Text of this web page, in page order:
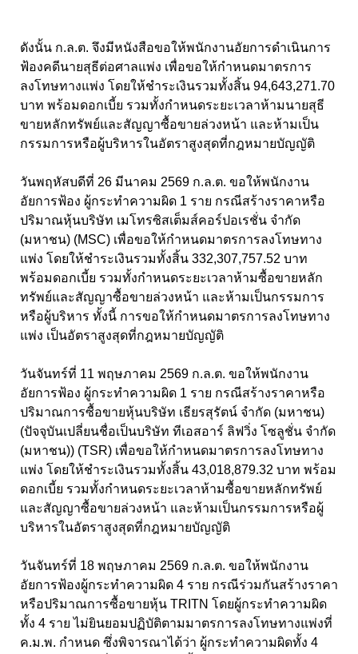
ดังนั้น ก.ล.ต. จึงมีหนังสือขอให้พนักงานอัยการดำเนินการ
ฟ้องคดีนายสุธีต่อศาลแพ่ง เพื่อขอให้กำหนดมาตรการ
ลงโทษทางแพ่ง โดยให้ชำระเงินรวมทั้งสิ้น 94,643,271.70
บาท พร้อมดอกเบี้ย รวมทั้งกำหนดระยะเวลาห้ามนายสุธี
ขายหลักทรัพย์และสัญญาซื้อขายล่วงหน้า และห้ามเป็น
กรรมการหรือผู้บริหารในอัตราสูงสุดที่กฎหมายบัญญัติ
วันพฤหัสบดีที่ 26 มีนาคม 2569 ก.ล.ต. ขอให้พนักงาน
อัยการฟ้อง ผู้กระทำความผิด 1 ราย กรณีสร้างราคาหรือ
ปริมาณหุ้นบริษัท เมโทรซิสเต็มส์คอร์ปอเรชั่น จำกัด
(มหาชน) (MSC) เพื่อขอให้กำหนดมาตรการลงโทษทาง
แพ่ง โดยให้ชำระเงินรวมทั้งสิ้น 332,307,757.52 บาท
พร้อมดอกเบี้ย รวมทั้งกำหนดระยะเวลาห้ามซื้อขายหลัก
ทรัพย์และสัญญาซื้อขายล่วงหน้า และห้ามเป็นกรรมการ
หรือผู้บริหาร ทั้งนี้ การขอให้กำหนดมาตรการลงโทษทาง
แพ่ง เป็นอัตราสูงสุดที่กฎหมายบัญญัติ
วันจันทร์ที่ 11 พฤษภาคม 2569 ก.ล.ต. ขอให้พนักงาน
อัยการฟ้อง ผู้กระทำความผิด 1 ราย กรณีสร้างราคาหรือ
ปริมาณการซื้อขายหุ้นบริษัท เธียรสุรัตน์ จำกัด (มหาชน)
(ปัจจุบันเปลี่ยนชื่อเป็นบริษัท ทีเอสอาร์ ลิฟวิ่ง โซลูชั่น จำกัด
(มหาชน)) (TSR) เพื่อขอให้กำหนดมาตรการลงโทษทาง
แพ่ง โดยให้ชำระเงินรวมทั้งสิ้น 43,018,879.32 บาท พร้อม
ดอกเบี้ย รวมทั้งกำหนดระยะเวลาห้ามซื้อขายหลักทรัพย์
และสัญญาซื้อขายล่วงหน้า และห้ามเป็นกรรมการหรือผู้
บริหารในอัตราสูงสุดที่กฎหมายบัญญัติ
วันจันทร์ที่ 18 พฤษภาคม 2569 ก.ล.ต. ขอให้พนักงาน
อัยการฟ้องผู้กระทำความผิด 4 ราย กรณีร่วมกันสร้างราคา
หรือปริมาณการซื้อขายหุ้น TRITN โดยผู้กระทำความผิด
ทั้ง 4 ราย ไม่ยินยอมปฏิบัติตามมาตรการลงโทษทางแพ่งที่
ค.ม.พ. กำหนด ซึ่งพิจารณาได้ว่า ผู้กระทำความผิดทั้ง 4